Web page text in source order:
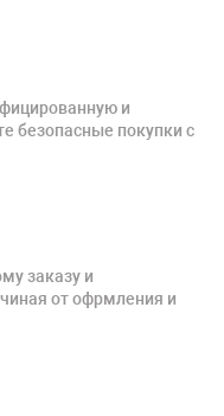
и
безопасные покупки с
заказу и
от офрмления и